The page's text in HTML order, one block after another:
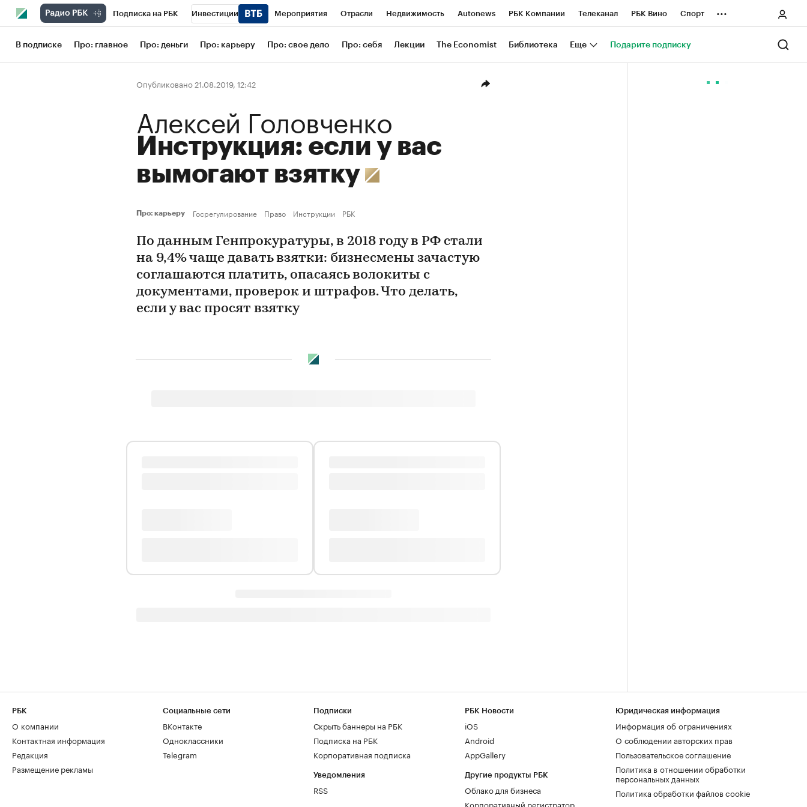
Подписка на РБК Инвестиции Мероприятия Отрасли Недвижимость Autonews РБК Компании Телеканал РБК Вино Спорт
Школа управления РБК РБК Образование РБК Life Тренды Визионеры Национальные проекты Город
Рынок наличной валюты
...
В подписке Про: главное Про: деньги Про: карьеру Про: свое дело Про: себя Лекции The Economist Библиотека Еще Подарите подписку
Опубликовано 21.08.2019, 12:42
Алексей Головченко
Инструкция: если у вас
вымогают взятку
Про: карьеру Госрегулирование Право Инструкции РБК
По данным Генпрокуратуры, в 2018 году в РФ стали
на 9,4% чаще давать взятки: бизнесмены зачастую
соглашаются платить, опасаясь волокиты с
документами, проверок и штрафов. Что делать,
если у вас просят взятку
РБК
О компании
Контактная информация
Редакция
Размещение рекламы
Социальные сети
ВКонтакте
Одноклассники
Telegram
Подписки
Скрыть баннеры на РБК
Подписка на РБК
Корпоративная подписка
Уведомления
RSS
РБК Новости
iOS
Android
AppGallery
Другие продукты РБК
Облако для бизнеса
Корпоративный регистратор
Юридическая информация
Информация об ограничениях
О соблюдении авторских прав
Пользовательское соглашение
Политика в отношении обработки
персональных данных
Политика обработки файлов cookie